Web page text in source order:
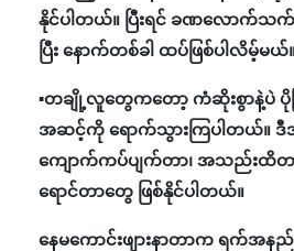
နိုင်ပါတယ်။ ပြီးရင် ခဏလောက်သ
ပြီး နောက်တစ်ခါ ထပ်ဖြစ်ပါလိမ့်မယ်
▪️တချို့လူတွေကတော့ ကံဆိုးစွာနဲ့ပဲ
အဆင့်ကို ရောက်သွားကြပါတယ်။
ကျောက်ကပ်ပျက်တာ၊ အသည်းထိတာ
ရောင်တာတွေ ဖြစ်နိုင်ပါတယ်။
နေမကောင်းဖျားနာတာက ရက်အန